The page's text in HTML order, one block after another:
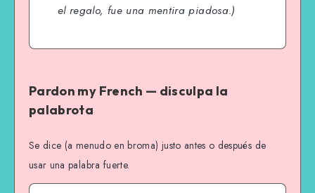
el regalo, fue una mentira piadosa.)
Pardon my French — disculpa la
palabrota
Se dice (a menudo en broma) justo antes o después de
usar una palabra fuerte.